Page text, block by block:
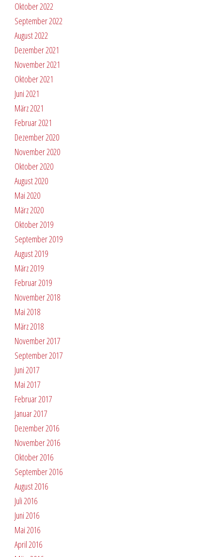
Oktober 2022
September 2022
August 2022
Dezember 2021
November 2021
Oktober 2021
Juni 2021
März 2021
Februar 2021
Dezember 2020
November 2020
Oktober 2020
August 2020
Mai 2020
März 2020
Oktober 2019
September 2019
August 2019
März 2019
Februar 2019
November 2018
Mai 2018
März 2018
November 2017
September 2017
Juni 2017
Mai 2017
Februar 2017
Januar 2017
Dezember 2016
November 2016
Oktober 2016
September 2016
August 2016
Juli 2016
Juni 2016
Mai 2016
April 2016